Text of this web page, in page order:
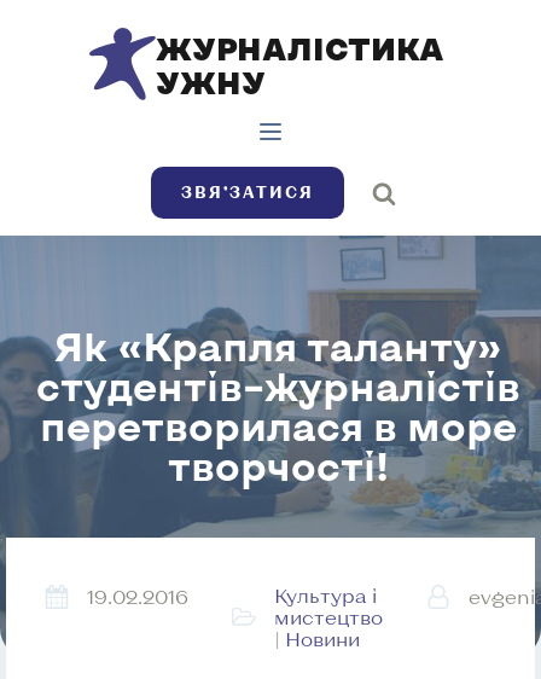
ЖУРНАЛІСТИКА
УЖНУ
ЗВЯ’ЗАТИСЯ
Як «Крапля таланту»
студентів–журналістів
перетворилася в море
творчості!
19.02.2016
Культура і
мистецтво
| Новини